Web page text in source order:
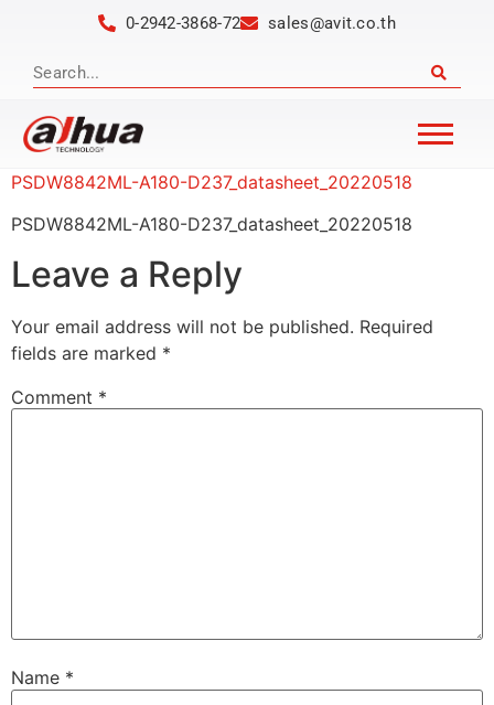
0-2942-3868-72 sales@avit.co.th
PSDW8842ML-A180-D237_datasheet_20220518
PSDW8842ML-A180-D237_datasheet_20220518
Leave a Reply
Your email address will not be published. Required
fields are marked *
Comment *
Name *